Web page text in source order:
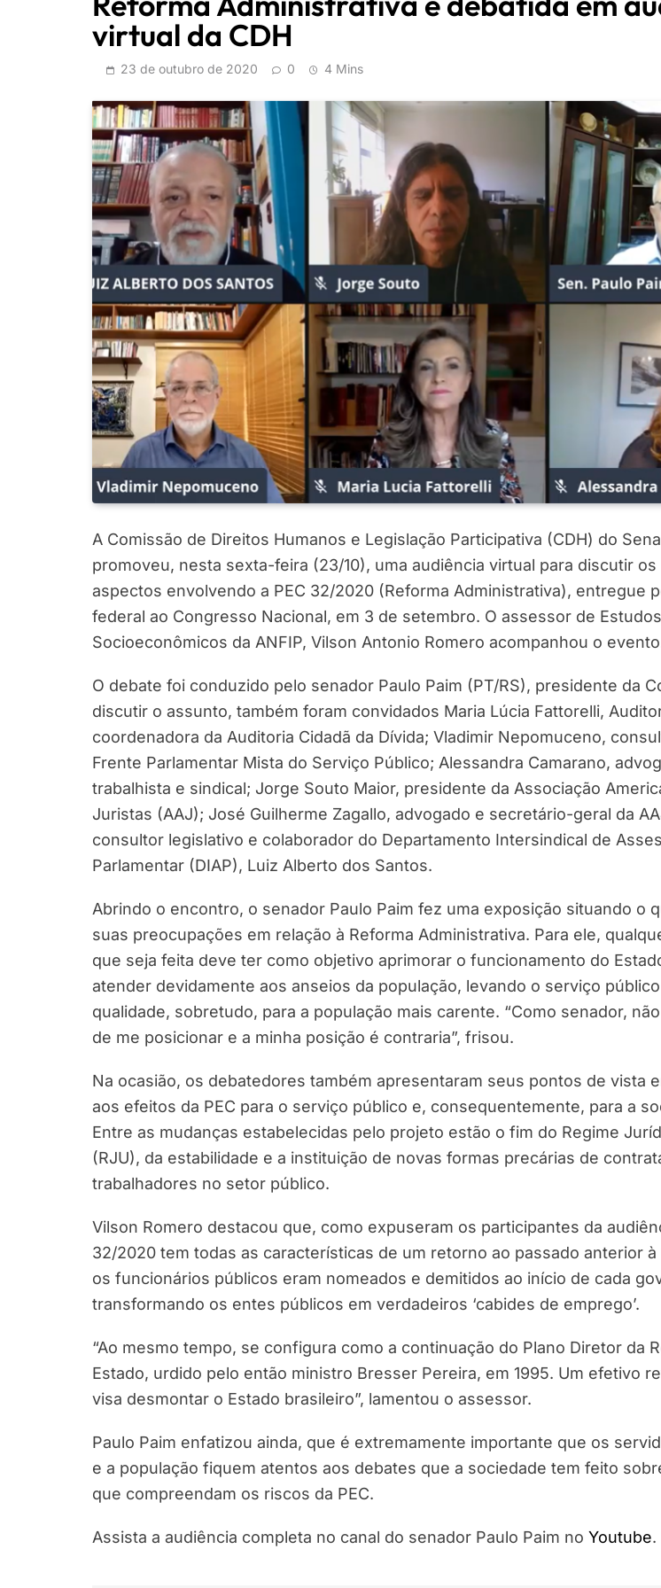
virtual da CDH
23 de outubro de 2020 0 4 Mins
A Comissão de Direitos Humanos e Legislação Participativa (CDH) do
promoveu, nesta sexta-feira (23/10), uma audiência virtual para discutir
aspectos envolvendo a PEC 32/2020 (Reforma Administrativa), entregue
federal ao Congresso Nacional, em 3 de setembro. O assessor de Estudos
Socioeconômicos da ANFIP, Vilson Antonio Romero acompanhou o
O debate foi conduzido pelo senador Paulo Paim (PT/RS), presidente da
discutir o assunto, também foram convidados Maria Lúcia Fattorelli,
coordenadora da Auditoria Cidadã da Dívida; Vladimir Nepomuceno,
Frente Parlamentar Mista do Serviço Público; Alessandra Camarano,
trabalhista e sindical; Jorge Souto Maior, presidente da Associação
Juristas (AAJ); José Guilherme Zagallo, advogado e secretário-geral da
consultor legislativo e colaborador do Departamento Intersindical de
Parlamentar (DIAP), Luiz Alberto dos Santos.
Abrindo o encontro, o senador Paulo Paim fez uma exposição situando o
suas preocupações em relação à Reforma Administrativa. Para ele,
que seja feita deve ter como objetivo aprimorar o funcionamento do
atender devidamente aos anseios da população, levando o serviço
qualidade, sobretudo, para a população mais carente. “Como senador,
de me posicionar e a minha posição é contraria”, frisou.
Na ocasião, os debatedores também apresentaram seus pontos de vista
aos efeitos da PEC para o serviço público e, consequentemente, para a
Entre as mudanças estabelecidas pelo projeto estão o fim do Regime
(RJU), da estabilidade e a instituição de novas formas precárias de
trabalhadores no setor público.
Vilson Romero destacou que, como expuseram os participantes da
32/2020 tem todas as características de um retorno ao passado anterior à
os funcionários públicos eram nomeados e demitidos ao início de cada
transformando os entes públicos em verdadeiros ‘cabides de emprego’.
“Ao mesmo tempo, se configura como a continuação do Plano Diretor da
Estado, urdido pelo então ministro Bresser Pereira, em 1995. Um efetivo
visa desmontar o Estado brasileiro”, lamentou o assessor.
Paulo Paim enfatizou ainda, que é extremamente importante que os
e a população fiquem atentos aos debates que a sociedade tem feito
que compreendam os riscos da PEC.
Assista a audiência completa no canal do senador Paulo Paim no Youtube.